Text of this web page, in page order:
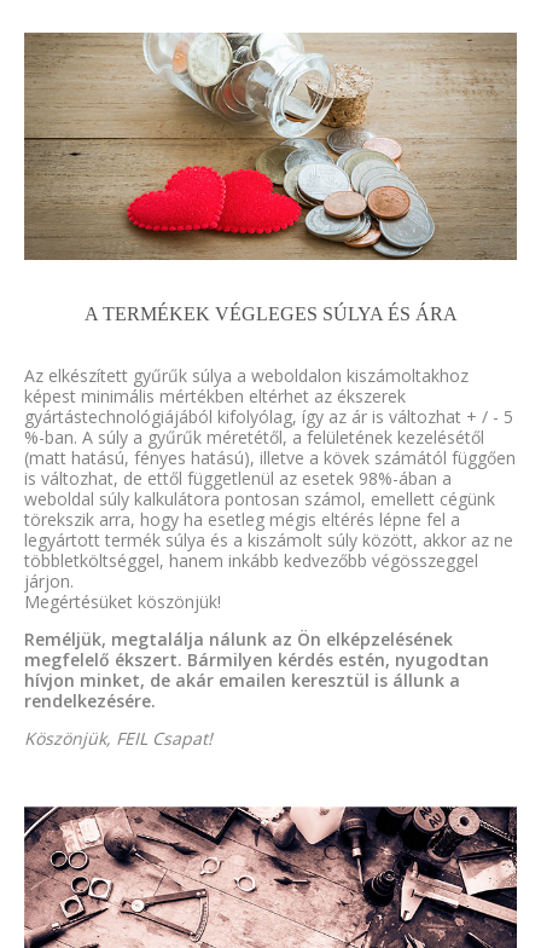
A TERMÉKEK VÉGLEGES SÚLYA ÉS ÁRA
Az elkészített gyűrűk súlya a weboldalon kiszámoltakhoz
képest minimális mértékben eltérhet az ékszerek
gyártástechnológiájából kifolyólag, így az ár is változhat + / - 5
%-ban. A súly a gyűrűk méretétől, a felületének kezelésétől
(matt hatású, fényes hatású), illetve a kövek számától függően
is változhat, de ettől függetlenül az esetek 98%-ában a
weboldal súly kalkulátora pontosan számol, emellett cégünk
törekszik arra, hogy ha esetleg mégis eltérés lépne fel a
legyártott termék súlya és a kiszámolt súly között, akkor az ne
többletköltséggel, hanem inkább kedvezőbb végösszeggel
járjon.
Megértésüket köszönjük!
Reméljük, megtalálja nálunk az Ön elképzelésének
megfelelő ékszert. Bármilyen kérdés estén, nyugodtan
hívjon minket, de akár emailen keresztül is állunk a
rendelkezésére.
Köszönjük, FEIL Csapat!